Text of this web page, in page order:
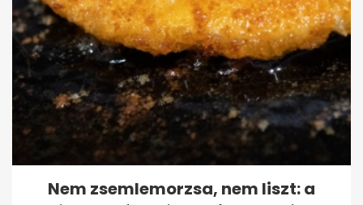
Nem zsemlemorzsa, nem liszt: a